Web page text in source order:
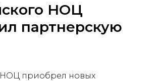
НОЦ
партнерскую
приобрел новых